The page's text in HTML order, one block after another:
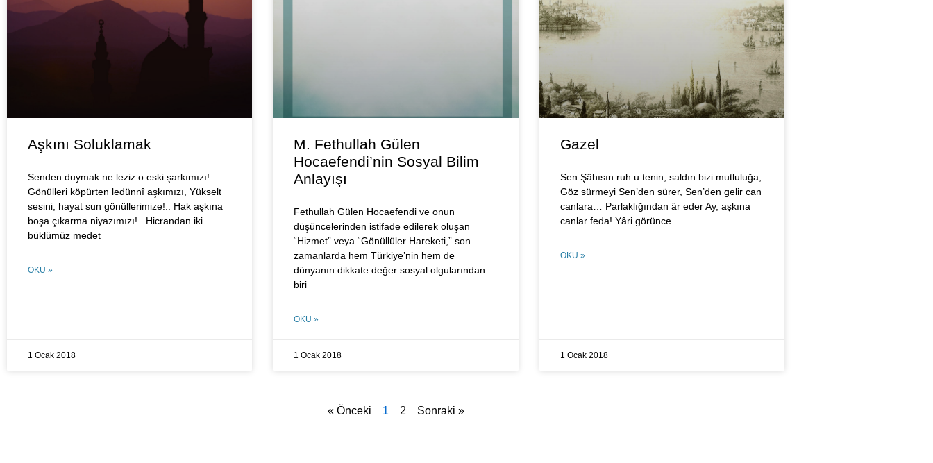
Aşkını Soluklamak
Senden duymak ne leziz o eski şarkımızı!..
Gönülleri köpürten ledünnî aşkımızı, Yükselt
sesini, hayat sun gönüllerimize!.. Hak aşkına
boşa çıkarma niyazımızı!.. Hicrandan iki
büklümüz medet
OKU »
1 Ocak 2018
M. Fethullah Gülen
Hocaefendi’nin Sosyal Bilim
Anlayışı
Fethullah Gülen Hocaefendi ve onun
düşüncelerinden istifade edilerek oluşan
“Hizmet” veya “Gönüllüler Hareketi,” son
zamanlarda hem Türkiye’nin hem de
dünyanın dikkate değer sosyal olgularından
biri
OKU »
1 Ocak 2018
Gazel
Sen Şâhısın ruh u tenin; saldın bizi mutluluğa,
Göz sürmeyi Sen’den sürer, Sen’den gelir can
canlara… Parlaklığından âr eder Ay, aşkına
canlar feda! Yâri görünce
OKU »
1 Ocak 2018
« Önceki 1 2 Sonraki »